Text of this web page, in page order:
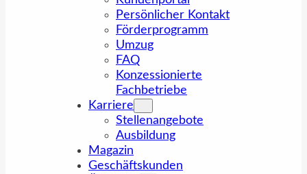
Persönlicher Kontakt
Förderprogramm
Umzug
FAQ
Konzessionierte
Fachbetriebe
Karriere
Stellenangebote
Ausbildung
Magazin
Geschäftskunden